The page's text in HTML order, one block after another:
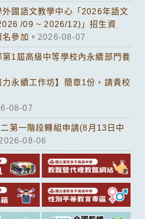
外國語文教學中心「2026年語文
/09 ~ 2026/12)」招生資
參加。 2026-08-07
第1屆高級中等學校內永續部門養
力永續工作坊】簡章1份，請貴校
08-07
第一階段轉組申請(8月13日中
08-06